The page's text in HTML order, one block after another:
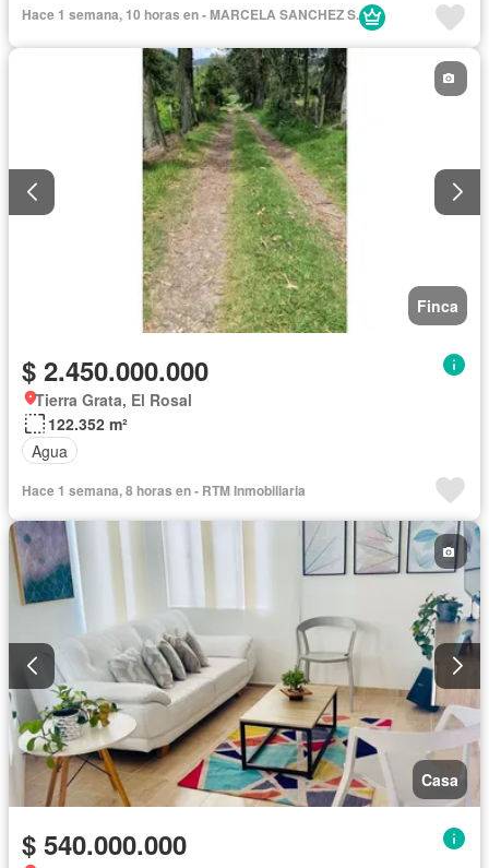
Hace 1 semana, 10 horas en - MARCELA SANCHEZ S.
Finca
$ 2.450.000.000
Tierra Grata, El Rosal
122.352 m²
Agua
Hace 1 semana, 8 horas en - RTM Inmobiliaria
Casa
$ 540.000.000